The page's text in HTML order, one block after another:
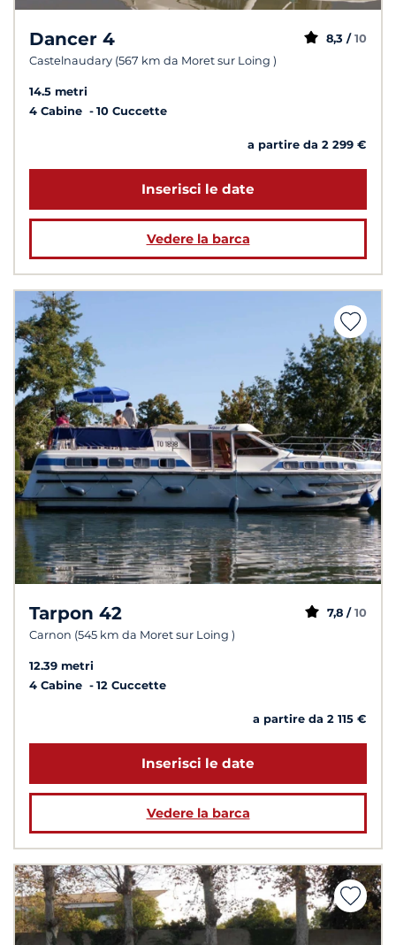
Dancer 4
Castelnaudary (567 km da Moret sur Loing )
8,3 / 10
14.5 metri
4 Cabine
10 Cuccette
a partire da 2 299 €
Inserisci le date
Vedere la barca
Tarpon 42
Carnon (545 km da Moret sur Loing )
7,8 / 10
12.39 metri
4 Cabine
12 Cuccette
a partire da 2 115 €
Inserisci le date
Vedere la barca